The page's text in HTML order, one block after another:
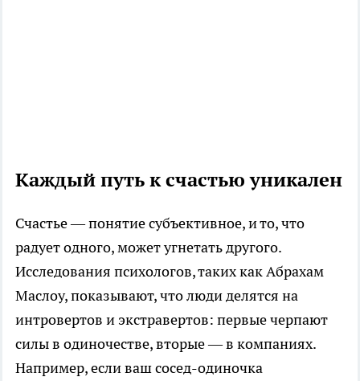
Каждый путь к счастью уникален
Счастье — понятие субъективное, и то, что
радует одного, может угнетать другого.
Исследования психологов, таких как Абрахам
Маслоу, показывают, что люди делятся на
интровертов и экстравертов: первые черпают
силы в одиночестве, вторые — в компаниях.
Например, если ваш сосед-одиночка